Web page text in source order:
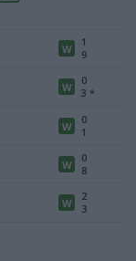
W
1
9
W
0
3 *
W
0
1
W
0
8
W
2
3